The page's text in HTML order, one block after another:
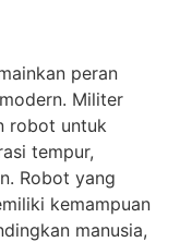
peran
Militer
robot untuk
tempur,
Robot yang
kemampuan
manusia,